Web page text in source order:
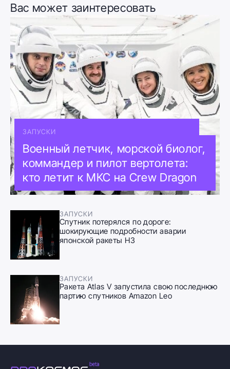
Вас может заинтересовать
ЗАПУСКИ
Военный летчик, морской биолог,
коммандер и пилот вертолета:
кто летит к МКС на Crew Dragon
ЗАПУСКИ
Спутник потерялся по дороге:
шокирующие подробности аварии
японской ракеты H3
ЗАПУСКИ
Ракета Atlas V запустила свою последнюю
партию спутников Amazon Leo